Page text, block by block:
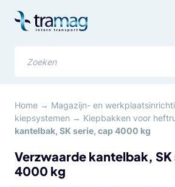
naar
Home → Magazijn- en
kiepsystemen → Kiepbakken voor
kantelbak, SK serie, cap 4000 kg
Verzwaarde kantelbak,
4000 kg